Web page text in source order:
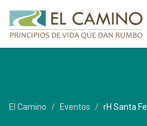
El Camino Eventos rH Santa Fe